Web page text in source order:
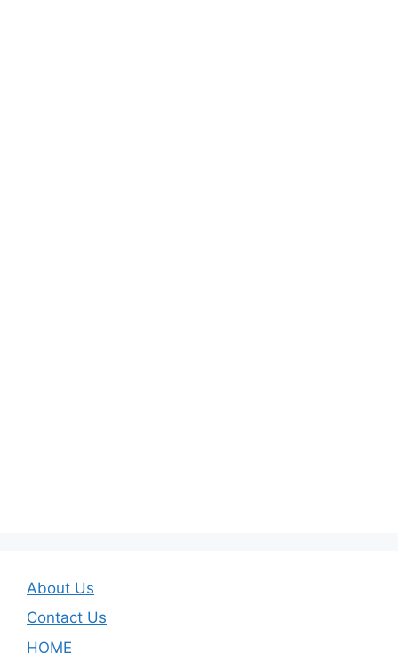
About Us
Contact Us
HOME